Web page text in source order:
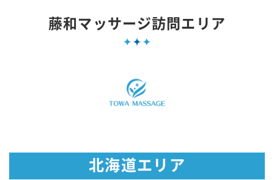
藤和マッサージ訪問エリア
北海道エリア